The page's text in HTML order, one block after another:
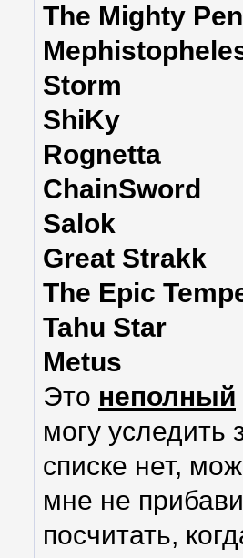
The Mighty
Storm
ShiKy
Rognetta
ChainSword
Salok
Great Strakk
The Epic
Tahu Star
Metus
Это неполный
могу уследить
списке нет,
мне не
посчитать,